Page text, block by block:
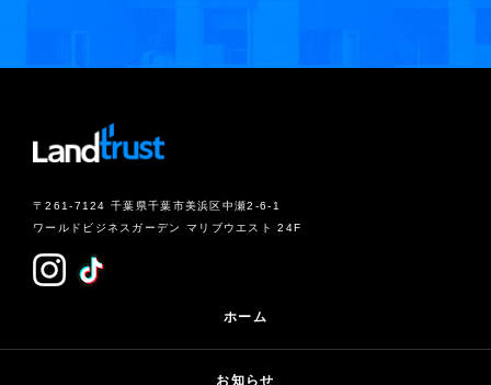
〒261-7124 千葉県千葉市美浜区中瀬2-6-1
ワールドビジネスガーデン マリブウエスト 24F
ホーム
お知らせ